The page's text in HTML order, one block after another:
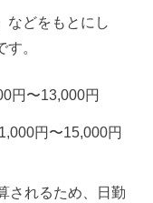
などをもとにし
。
円〜13,000円
円〜15,000円
されるため、日勤